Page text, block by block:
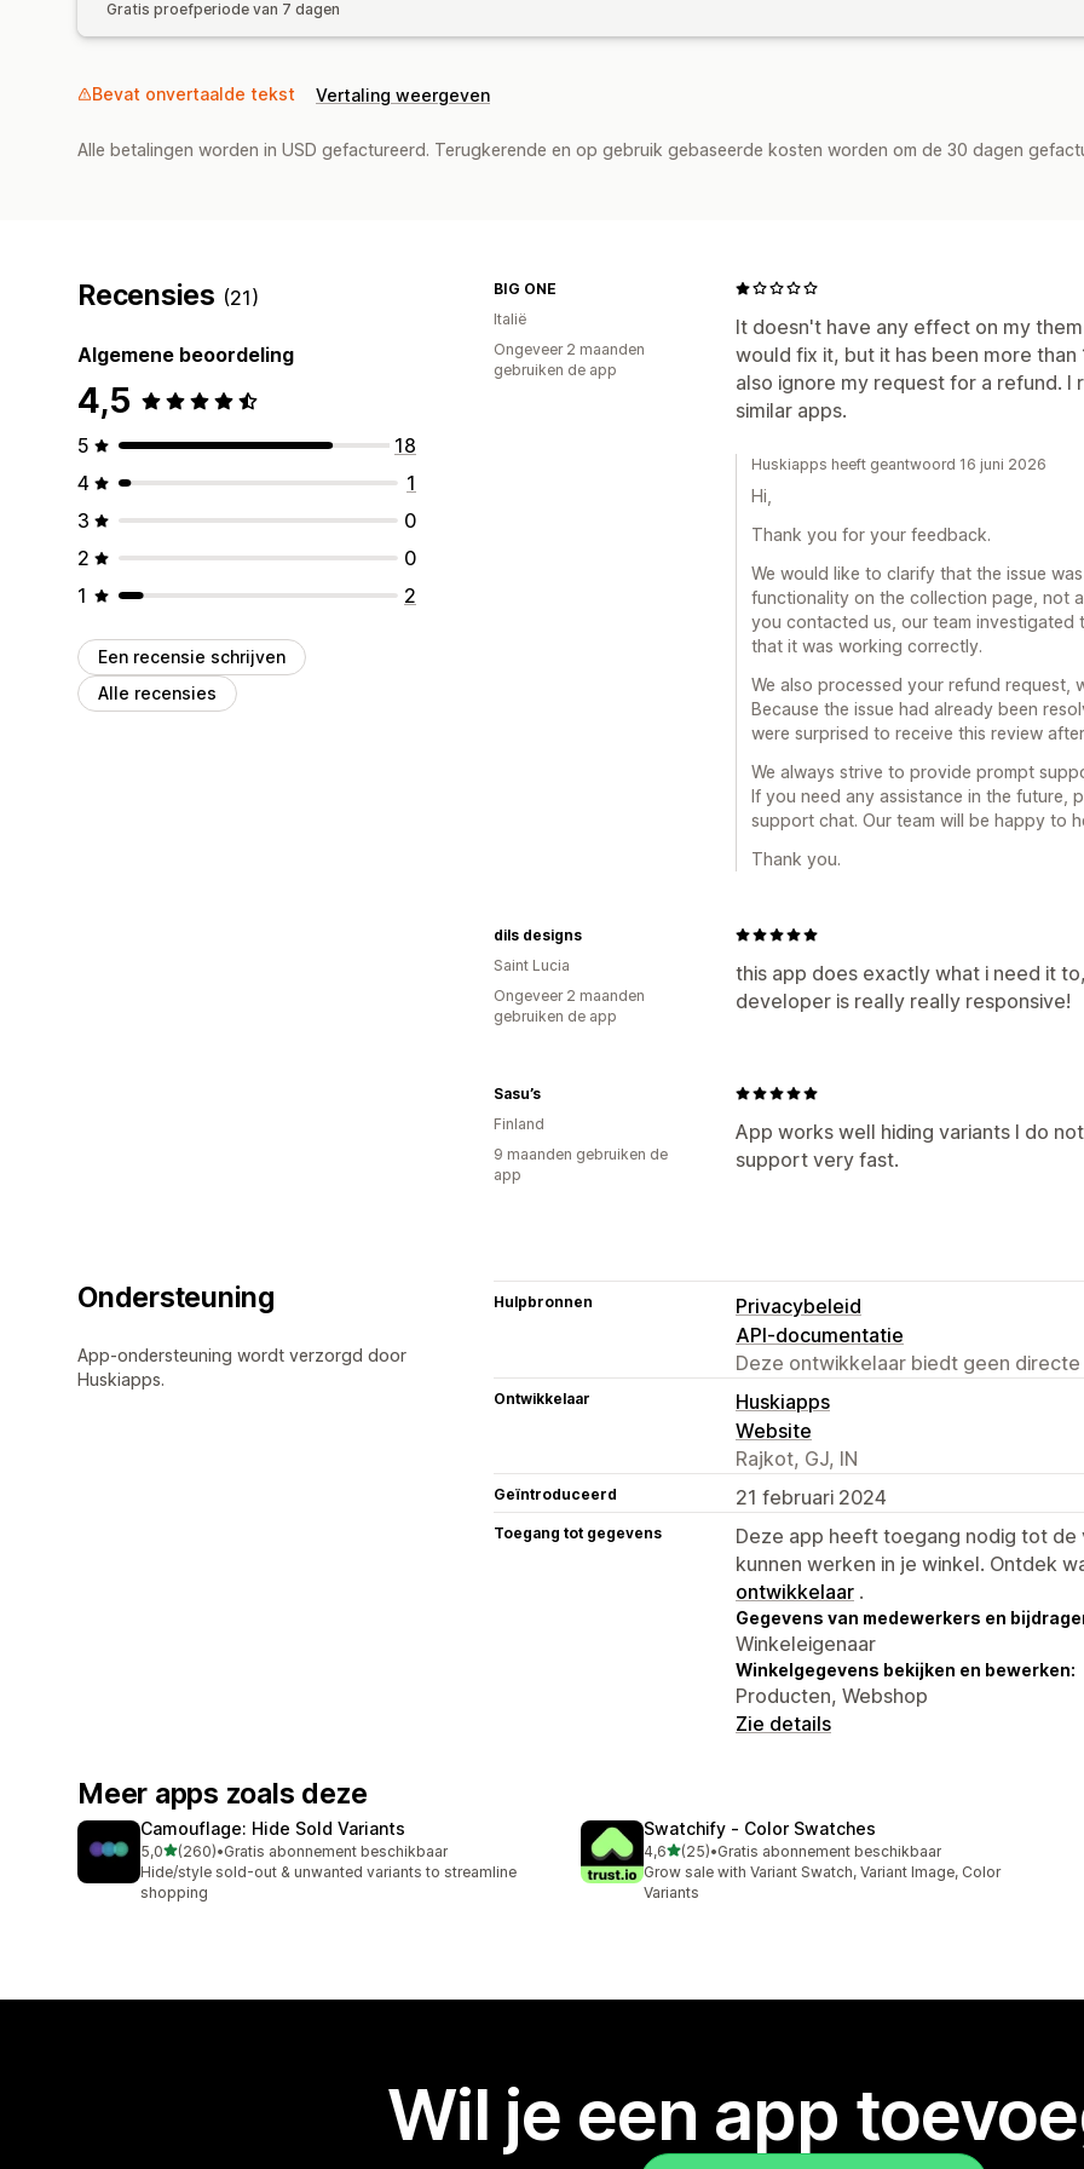
Gratis proefperiode van 7 dagen
Bevat onvertaalde tekst Vertaling weergeven
Alle betalingen worden in USD gefactureerd. Terugkerende en op gebruik gebaseerde kosten worden om de 30 dagen
Recensies (21)
Algemene beoordeling
4,5
5
18
4
1
3
0
2
0
1
2
Een recensie schrijven
Alle recensies
It doesn't have any effect on my
would fix it, but it has been more
also ignore my request for a refund.
similar apps.
BIG ONE
Italië
Ongeveer 2 maanden
gebruiken de app
Huskiapps heeft geantwoord 16 juni 2026
Hi,
Thank you for your feedback.
We would like to clarify that the issue
functionality on the collection page, not
you contacted us, our team investigated
that it was working correctly.
We also processed your refund request,
Because the issue had already been
were surprised to receive this review
We always strive to provide prompt
If you need any assistance in the future,
support chat. Our team will be happy to
Thank you.
this app does exactly what i need it
developer is really really responsive!
dils designs
Saint Lucia
Ongeveer 2 maanden
gebruiken de app
App works well hiding variants I do
support very fast.
Sasu’s
Finland
9 maanden gebruiken de
app
Ondersteuning
App-ondersteuning wordt verzorgd door
Huskiapps.
Hulpbronnen
Privacybeleid
API-documentatie
Deze ontwikkelaar biedt geen
Ontwikkelaar
Huskiapps
Website
Rajkot, GJ, IN
Geïntroduceerd 21 februari 2024
Toegang tot gegevens
Deze app heeft toegang nodig tot
kunnen werken in je winkel. Ontdek
ontwikkelaar .
Gegevens van medewerkers en
Winkeleigenaar
Winkelgegevens bekijken en bewerken:
Producten, Webshop
Zie details
Meer apps zoals deze
Camouflage: Hide Sold Variants
5,0van 5 sterren
(260)
260 recensies in totaal
•Gratis abonnement beschikbaar
Hide/style sold-out & unwanted variants to streamline
shopping
Swatchify ‑ Color Swatches
4,6van 5 sterren
(25)
25 recensies in totaal
•Gratis abonnement beschikbaar
Grow sale with Variant Swatch, Variant Image, Color
Variants
Wil je een app